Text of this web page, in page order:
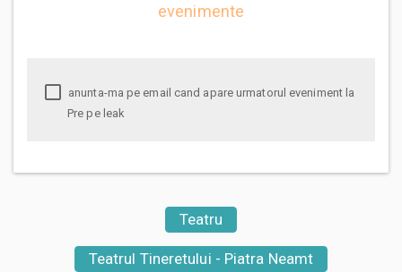
evenimente
Pre pe leak
Teatru
Teatrul Tineretului - Piatra Neamt